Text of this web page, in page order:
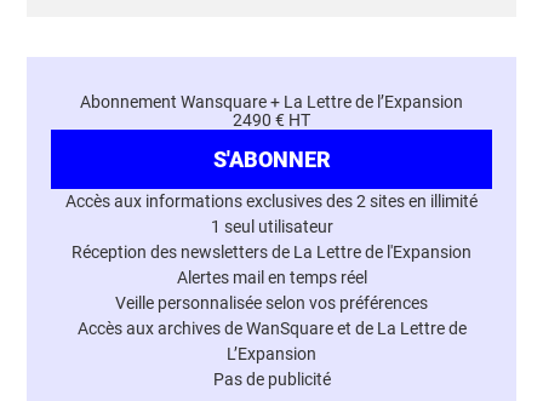
Abonnement Wansquare + La Lettre de l’Expansion
2490 € HT
S'ABONNER
Accès aux informations exclusives des 2 sites en illimité
1 seul utilisateur
Réception des newsletters de La Lettre de l'Expansion
Alertes mail en temps réel
Veille personnalisée selon vos préférences
Accès aux archives de WanSquare et de La Lettre de
L’Expansion
Pas de publicité